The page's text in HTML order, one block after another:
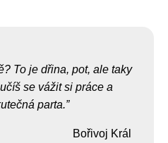
To je dřina, pot, ale taky
se vážit si práce a
parta.
Bořivoj Král